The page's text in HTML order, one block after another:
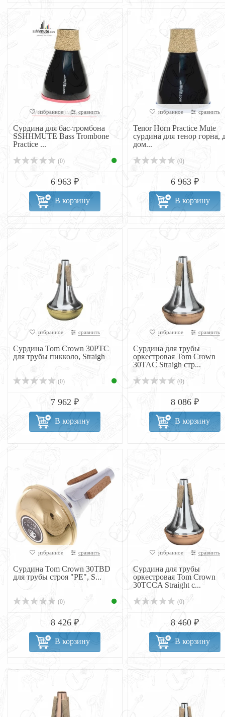
избранное сравнить
Сурдина для бас-тромбона
SSHHMUTE Bass Trombone
Practice ...
(0)
6 963 ₽
В корзину
избранное сравнить
Tenor Horn Practice Mute
сурдина для тенор горна,
дом...
(0)
6 963 ₽
В корзину
избранное сравнить
Сурдина Tom Crown 30PTC
для трубы пикколо, Straigh
(0)
7 962 ₽
В корзину
избранное сравнить
Сурдина для трубы
оркестровая Tom Crown
30TAC Straigh стр...
(0)
8 086 ₽
В корзину
избранное сравнить
Сурдина Tom Crown 30TBD
для трубы строя "РЕ", S...
(0)
8 426 ₽
В корзину
избранное сравнить
Сурдина для трубы
оркестровая Tom Crown
30TCCA Straight с...
(0)
8 460 ₽
В корзину